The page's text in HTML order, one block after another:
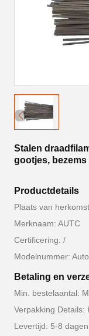
Stalen
gootjes,
Productdetails
Plaats van
Merknaam: AUTC
Certificering: /
Modelnummer:
Betaling en
Min. bestelaantal:
Verpakking Details:
Levertijd: 5-8 dagen